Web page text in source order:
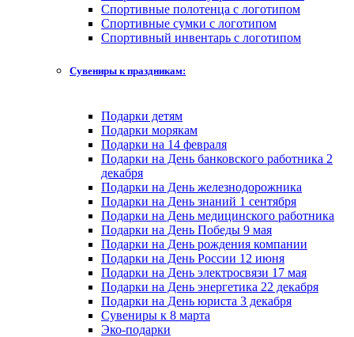
Спортивные полотенца с логотипом
Спортивные сумки с логотипом
Спортивный инвентарь с логотипом
Сувениры к праздникам:
Подарки детям
Подарки морякам
Подарки на 14 февраля
Подарки на День банковского работника 2
декабря
Подарки на День железнодорожника
Подарки на День знаний 1 сентября
Подарки на День медицинского работника
Подарки на День Победы 9 мая
Подарки на День рождения компании
Подарки на День России 12 июня
Подарки на День электросвязи 17 мая
Подарки на День энергетика 22 декабря
Подарки на День юриста 3 декабря
Сувениры к 8 марта
Эко-подарки